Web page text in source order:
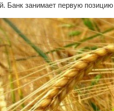
Банк занимает первую